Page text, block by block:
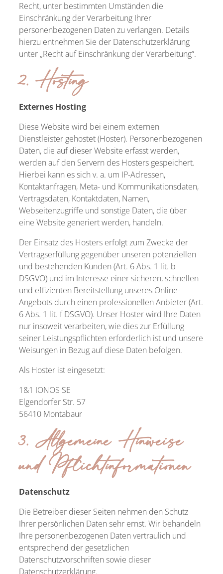
Recht, unter bestimmten Umständen die
Einschränkung der Verarbeitung Ihrer
personenbezogenen Daten zu verlangen. Details
hierzu entnehmen Sie der Datenschutzerklärung
unter „Recht auf Einschränkung der Verarbeitung“.
2. Hosting
Externes Hosting
Diese Website wird bei einem externen
Dienstleister gehostet (Hoster). Personenbezogenen
Daten, die auf dieser Website erfasst werden,
werden auf den Servern des Hosters gespeichert.
Hierbei kann es sich v. a. um IP-Adressen,
Kontaktanfragen, Meta- und Kommunikationsdaten,
Vertragsdaten, Kontaktdaten, Namen,
Webseitenzugriffe und sonstige Daten, die über
eine Website generiert werden, handeln.
Der Einsatz des Hosters erfolgt zum Zwecke der
Vertragserfüllung gegenüber unseren potenziellen
und bestehenden Kunden (Art. 6 Abs. 1 lit. b
DSGVO) und im Interesse einer sicheren, schnellen
und effizienten Bereitstellung unseres Online-
Angebots durch einen professionellen Anbieter (Art.
6 Abs. 1 lit. f DSGVO). Unser Hoster wird Ihre Daten
nur insoweit verarbeiten, wie dies zur Erfüllung
seiner Leistungspflichten erforderlich ist und unsere
Weisungen in Bezug auf diese Daten befolgen.
Als Hoster ist eingesetzt:
1&1 IONOS SE
Elgendorfer Str. 57
56410 Montabaur
3. Allgemeine Hinweise
und Pflichtinformationen
Datenschutz
Die Betreiber dieser Seiten nehmen den Schutz
Ihrer persönlichen Daten sehr ernst. Wir behandeln
Ihre personenbezogenen Daten vertraulich und
entsprechend der gesetzlichen
Datenschutzvorschriften sowie dieser
Datenschutzerklärung.